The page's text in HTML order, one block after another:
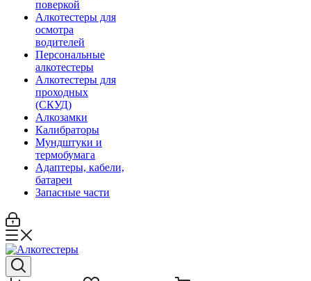
поверкой
Алкотестеры для
осмотра
водителей
Персональные
алкотестеры
Алкотестеры для
проходных
(СКУД)
Алкозамки
Калибраторы
Мундштуки и
термобумага
Адаптеры, кабели,
батареи
Запасные части